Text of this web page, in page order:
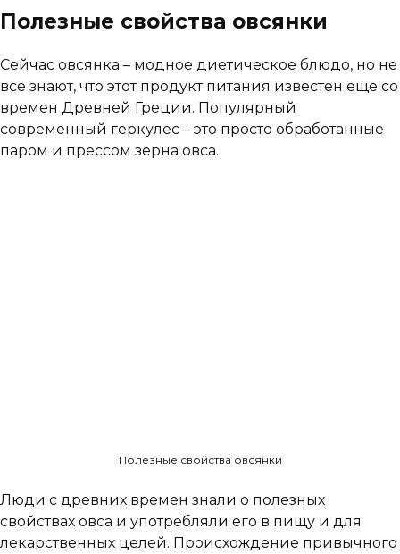
Полезные свойства овсянки
Сейчас овсянка – модное диетическое блюдо, но не
все знают, что этот продукт питания известен еще со
времен Древней Греции. Популярный
современный геркулес – это просто обработанные
паром и прессом зерна овса.
Полезные свойства овсянки
Люди с древних времен знали о полезных
свойствах овса и употребляли его в пищу и для
лекарственных целей. Происхождение привычного